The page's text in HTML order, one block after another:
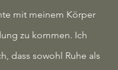
mit meinem Körper
zu kommen. Ich
dass sowohl Ruhe als